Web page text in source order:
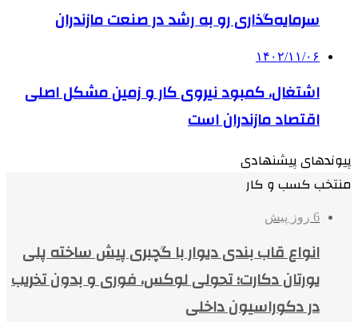
سرمایه‌گذاری رو به رشد در صنعت مازندران
۱۴۰۲/۱۱/۰۶
اشتغال، کمبود نیروی کار و زمین مشکل اصلی
اقتصاد مازندران است
پیوندهای پیشنهادی
منتخب کسب و کار
6 روز پیش
انواع قاب بندی دیوار با گچبری پیش ساخته پلی
یورتان دکارت؛ تحولی لوکس، فوری و بدون تخریب
در دکوراسیون داخلی